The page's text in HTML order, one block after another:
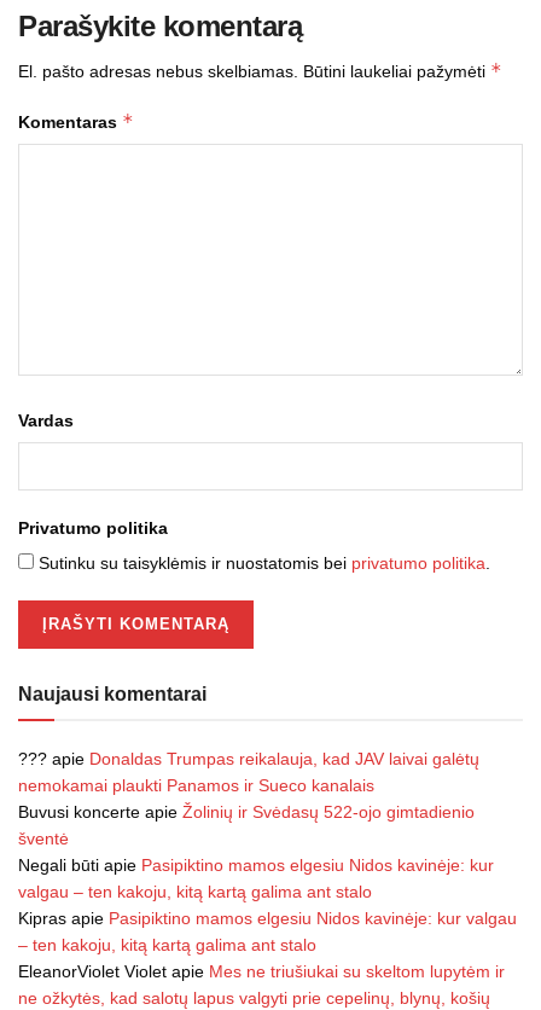
Parašykite komentarą
El. pašto adresas nebus skelbiamas. Būtini laukeliai pažymėti *
Komentaras *
Vardas
Privatumo politika
Sutinku su taisyklėmis ir nuostatomis bei privatumo politika
Naujausi komentarai
??? apie Donaldas Trumpas reikalauja, kad JAV laivai galėtų
nemokamai plaukti Panamos ir Sueco kanalais
Buvusi koncerte apie Žolinių ir Svėdasų 522-ojo gimtadienio
šventė
Negali būti apie Pasipiktino mamos elgesiu Nidos kavinėje: kur
valgau – ten kakoju, kitą kartą galima ant stalo
Kipras apie Pasipiktino mamos elgesiu Nidos kavinėje: kur valgau
– ten kakoju, kitą kartą galima ant stalo
EleanorViolet Violet apie Mes ne triušiukai su skeltom lupytėm ir
ne ožkytės, kad salotų lapus valgyti prie cepelinų, blynų, košių